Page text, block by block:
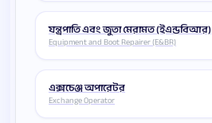
যন্ত্রপাতি এবং জুতা মেরামত (ইএন্ডবিআর)
Equipment and Boot Repairer (E&BR)
এক্সচেঞ্জ অপারেটর
Exchange Operator